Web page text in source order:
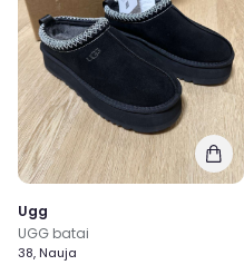
Ugg
UGG batai
38, Nauja